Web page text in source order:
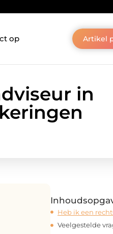
op Artikel
in
Heb ik een
Veelgestelde